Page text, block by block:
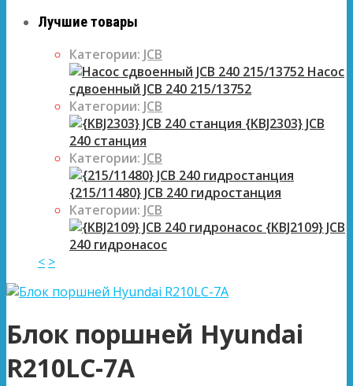
Лучшие товары
Категории: JCB
Насос
сдвоенный JCB 240 215/13752
Категории: JCB
{KBJ2303} JCB
240 станция
Категории: JCB
{215/11480} JCB 240 гидростанция
Категории: JCB
{KBJ2109} JCB
240 гидронасос
< >
Блок поршней Hyundai
R210LC-7A